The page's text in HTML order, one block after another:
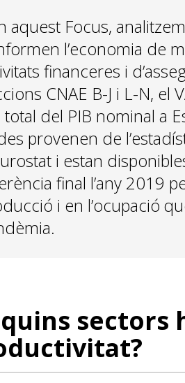
aquest Focus,
l’economia de
financeres i
CNAE B-J i L-N, el
del PIB nominal a
provenen de
i estan
final l’any 2019
i en l’ocupació
quins sectors